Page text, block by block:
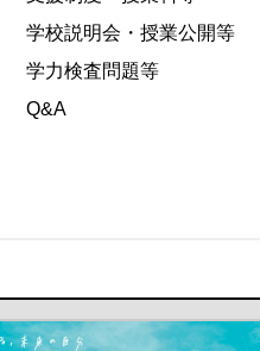
学校説明会・授業公開等
学力検査問題等
Q&A